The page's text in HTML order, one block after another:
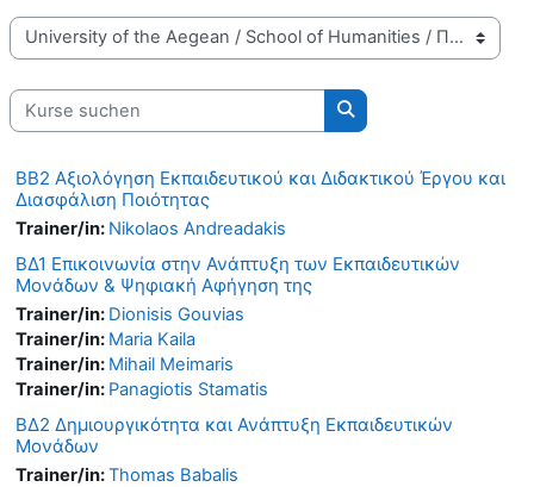
Kursbereiche
Kurse suchen
Kurse suchen
ΒΒ2 Αξιολόγηση Εκπαιδευτικού και Διδακτικού Έργου και
Διασφάλιση Ποιότητας
Trainer/in: Nikolaos Andreadakis
ΒΔ1 Επικοινωνία στην Ανάπτυξη των Εκπαιδευτικών
Μονάδων & Ψηφιακή Αφήγηση της
Trainer/in: Dionisis Gouvias
Trainer/in: Maria Kaila
Trainer/in: Mihail Meimaris
Trainer/in: Panagiotis Stamatis
ΒΔ2 Δημιουργικότητα και Ανάπτυξη Εκπαιδευτικών
Μονάδων
Trainer/in:Thomas Babalis